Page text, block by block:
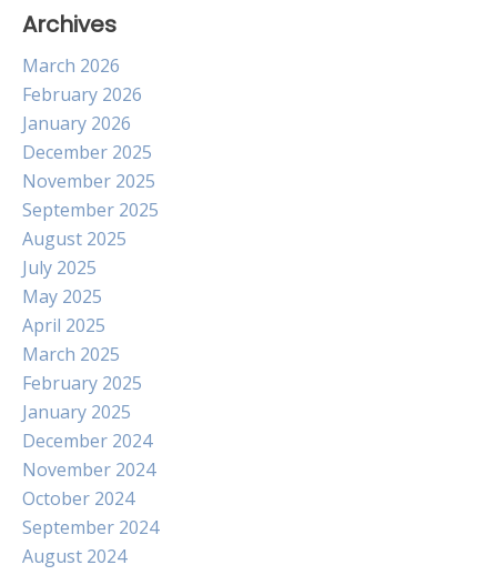
Archives
March 2026
February 2026
January 2026
December 2025
November 2025
September 2025
August 2025
July 2025
May 2025
April 2025
March 2025
February 2025
January 2025
December 2024
November 2024
October 2024
September 2024
August 2024